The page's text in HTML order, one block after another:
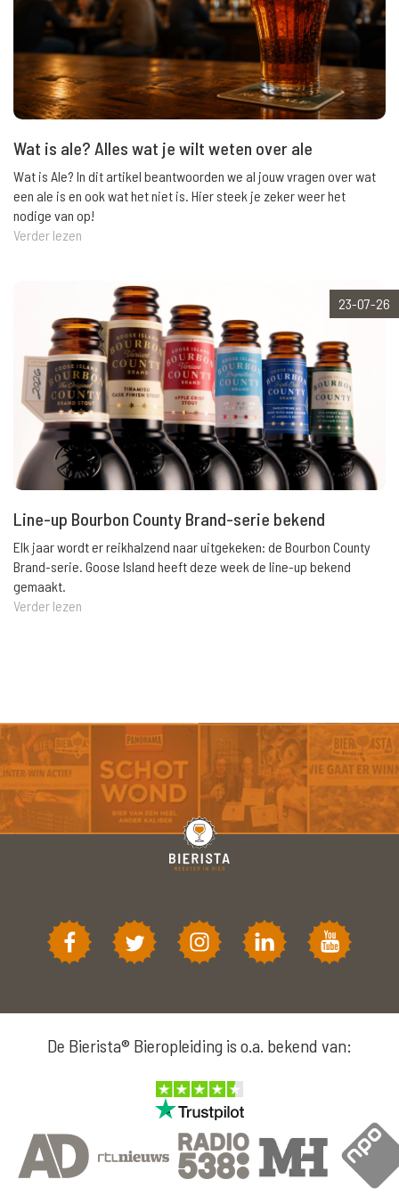
Wat is ale? Alles wat je wilt weten over ale
Wat is Ale? In dit artikel beantwoorden we al jouw vragen over wat
een ale is en ook wat het niet is. Hier steek je zeker weer het
nodige van op!
Verder lezen
23-07-26
Line-up Bourbon County Brand-serie bekend
Elk jaar wordt er reikhalzend naar uitgekeken: de Bourbon County
Brand-serie. Goose Island heeft deze week de line-up bekend
gemaakt.
Verder lezen
De Bierista® Bieropleiding is o.a. bekend van: